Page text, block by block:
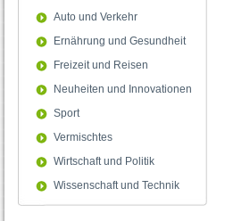
Auto und Verkehr
Ernährung und Gesundheit
Freizeit und Reisen
Neuheiten und Innovationen
Sport
Vermischtes
Wirtschaft und Politik
Wissenschaft und Technik